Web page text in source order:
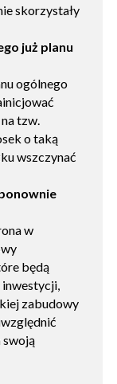
skorzystały
już planu
ogólnego
tzw.
o taką
wszczynać
w
będą
inwestycji,
zabudowy
swoją